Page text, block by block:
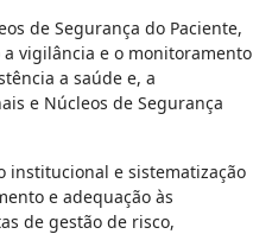
de Segurança do Paciente,
a vigilância e o monitoramento
a saúde e, a
e Núcleos de Segurança
institucional e sistematização
e adequação às
de gestão de risco,